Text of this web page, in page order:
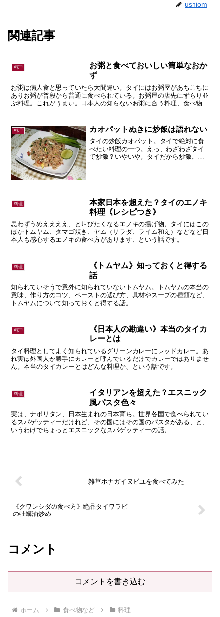
ushiom
関連記事
料理
お粥と食べておいしい簡単なおか
ず
お粥は病人食と思っていたら大間違い。タイにはお粥屋があちこちに
ありお粥が普段から普通に食べられている。お粥屋の店先にずらり並
ぶ料理。これがうまい。日本人の知らないお粥に合う料理、食べ物の
料理 カオパットぬきに炒飯は語れない
タイの炒飯カオパット。タイで絶対に食
べたい料理の一つ。えっ、わざわざタイ
で炒飯？いやいや。タイだから炒飯。今
料理
本家日本を超えた？タイのエノキ
料理《レシピつき》
思わずうめええええ、と叫びたくなるエノキの揚げ物。タイにはこの
ほかトムヤム、タマゴ焼き、ヤム（サラダ、ライム和え）などなど日
本人も感心するエノキの食べ方があります、という話です。
料理
《トムヤム》知っておくと得する
話
知られていそうで意外に知られていないトムヤム。トムヤムの本当の
意味、作り方のコツ、ペーストの選び方、具材やスープの種類など、
トムヤムについて知っておくと得する話。
料理
《日本人の勘違い》本当のタイカ
レーとは
タイ料理としてよく知られているグリーンカレーにレッドカレー。あ
れ実は外国人が勝手にカレーと呼んでいるだけでカレーではありませ
ん。本当のタイカレーとはどんな料理か、という話です。
料理
イタリアンを超えた？エスニック
風パスタ色々
実は、ナポリタン、日本生まれの日本育ち。世界各国で食べられてい
るスパゲッティーだけれど、その国にはその国のパスタがある、と、
いうわけでちょっとエスニックなスパゲッティーの話。
雑草ホナガイヌビユを食べてみた
《クワレシダの食べ方》絶品タイワラビ
の牡蠣油炒め
コメント
コメントを書き込む
ホーム 食べ物など 料理